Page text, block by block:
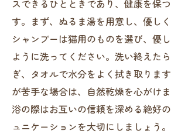
スできるひとときであり、健康を保
す。まず、ぬるま湯を用意し、優し
シャンプーは猫用のものを選び、優
ように洗ってください。洗い終えた
ぎ、タオルで水分をよく拭き取りま
が苦手な場合は、自然乾燥を心がけ
浴の際はお互いの信頼を深める絶好
ュニケーションを大切にしましょう